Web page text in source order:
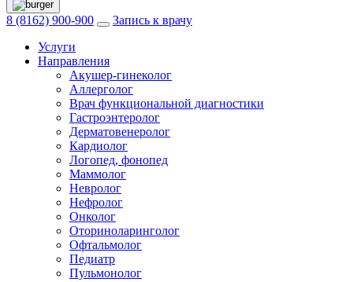
8 (8162) 900-900
Запись к врачу
Услуги
Направления
Акушер-гинеколог
Аллерголог
Врач функциональной диагностики
Гастроэнтеролог
Дерматовенеролог
Кардиолог
Логопед, фонопед
Маммолог
Невролог
Нефролог
Онколог
Оториноларинголог
Офтальмолог
Педиатр
Пульмонолог